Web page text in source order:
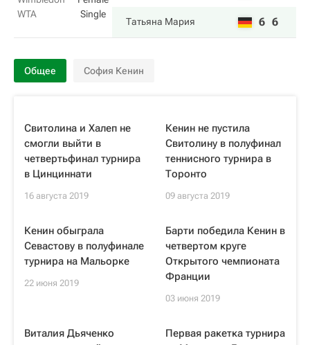
WTA
Single
Татьяна Мария 6 6
Общее София Кенин
Свитолина и Халеп не
смогли выйти в
четвертьфинал турнира
в Цинциннати
16 августа 2019
Кенин не пустила
Свитолину в полуфинал
теннисного турнира в
Торонто
09 августа 2019
Кенин обыграла
Севастову в полуфинале
турнира на Мальорке
22 июня 2019
Барти победила Кенин в
четвертом круге
Открытого чемпионата
Франции
03 июня 2019
Виталия Дьяченко
Первая ракетка турнира